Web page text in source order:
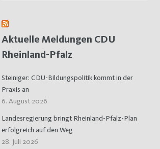
Aktuelle Meldungen CDU
Rheinland-Pfalz
Steiniger: CDU-Bildungspolitik kommt in der
Praxis an
6. August 2026
Landesregierung bringt Rheinland-Pfalz-Plan
erfolgreich auf den Weg
28. Juli 2026